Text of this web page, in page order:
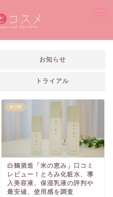
お知らせ
トライアル
未分類
白鶴酒造「米の恵み」口コミ
レビュー！とろみ化粧水、導
入美容液、保湿乳液の評判や
最安値、使用感を調査